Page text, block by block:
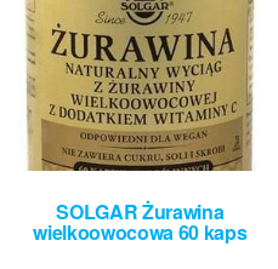
SOLGAR Żurawina
wielkoowocowa 60 kaps